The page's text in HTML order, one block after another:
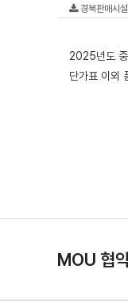
경북판매시
2025년도 중
단가표 이외
MOU 협